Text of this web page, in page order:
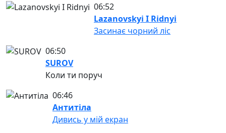
06:52
Lazanovskyi I Ridnyi
Засинає чорний ліс
06:50
SUROV
Коли ти поруч
06:46
Антитіла
Дивись у мій екран